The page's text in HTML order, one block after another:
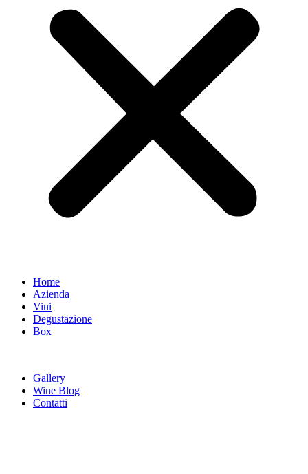
Home
Azienda
Vini
Degustazione
Box
Gallery
Wine Blog
Contatti